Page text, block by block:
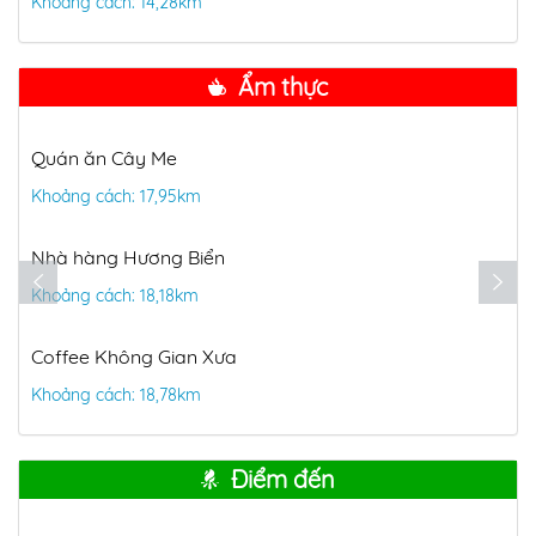
Ẩm thực
Quán ăn Cây Me
Khoảng cách: 17,95km
Nhà hàng Hương Biển
Khoảng cách: 18,18km
Coffee Không Gian Xưa
Khoảng cách: 18,78km
Điểm đến